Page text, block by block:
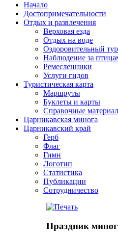
Начало
Достопримечательности
Отдых и развлечения
Верховая езда
Отдых на воде
Оздоровительный
Наблюдение за
Ремесленники
Услуги гидов
Туристическая карта
Маршруты
Буклеты и карты
Справочные
Царникавская минога
Царникавский край
Герб
Флаг
Гимн
Логотип
Статистика
Публикации
Сотрудничество
Праздник миног